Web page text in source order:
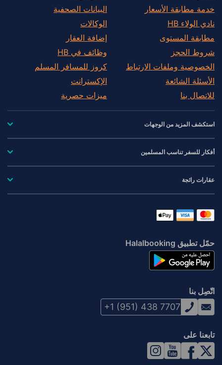
خدمة مطابقة الأسعار
نادي الولاء HB
مطابقة المستوى
شروط الحجز
الخصوصية وملفات الارتباط
الأسئلة الشائعة
للاتصال بنا
البيانات الصحفية
الوكالات
إضافة العقار
وظائف في HB
كروز للمسافر المسلم
الإكسترانت
ميزات حصرية
استكشف المزيد من الوجهات
أفكار للسفر تناسب المسلمين
عقارات رائجة
حمّل تطبيق Halalbooking
اتّصِل بنا
+1 (951) 438 7707
تابعنا على